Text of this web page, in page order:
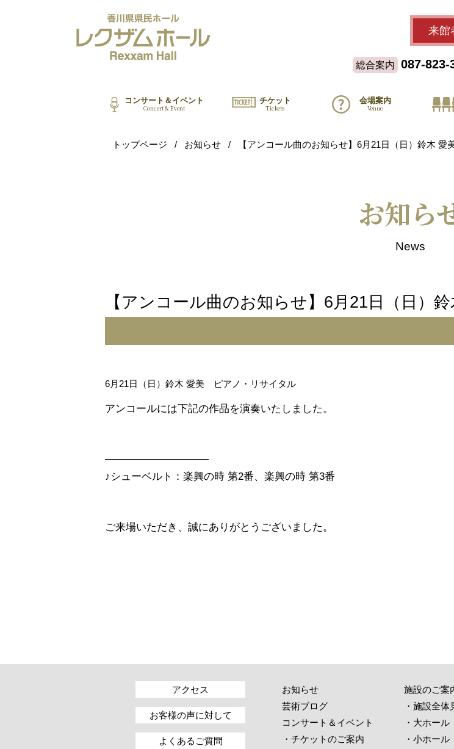
来館
総合案内 087-823-
コンサート＆イベント
Concert & Event
チケット
Tickets
会場案内
Venue
トップページ / お知らせ / 【アンコール曲のお知らせ】6月21日（日）鈴木
お知ら
News
【アンコール曲のお知らせ】6月21日（日
6月21日（日）鈴木 愛美 ピアノ・リサイタル
アンコールには下記の作品を演奏いたしました。
――――――――――
♪シューベルト：楽興の時 第2番、楽興の時 第3番
ご来場いただき、誠にありがとうございました。
アクセス
お客様の声に対して
よくあるご質問
お知らせ
芸術ブログ
コンサート＆イベント
・チケットのご案内
施設のご案
・施設全体
・大ホール
・小ホール